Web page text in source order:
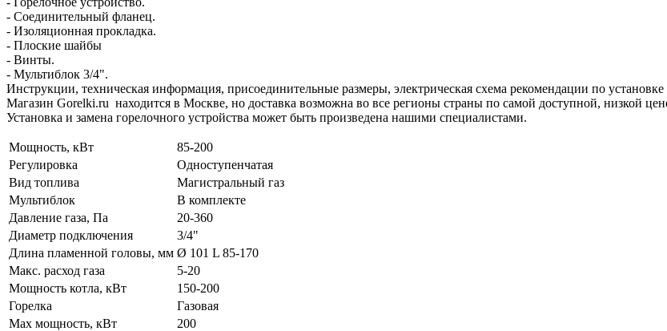
- Соединительный фланец.
- Изоляционная прокладка.
- Плоские шайбы
- Винты.
- Мультиблок 3/4".
Инструкции, техническая информация, присоединительные размеры, электрическая схема рекомендации по установке
Магазин Gorelki.ru находится в Москве, но доставка возможна во все регионы страны по самой доступной, низкой
Установка и замена горелочного устройства может быть произведена нашими специалистами.
Мощность, кВт
85-200
Регулировка
Одноступенчатая
Вид топлива
Магистральный газ
Мультиблок
В комплекте
Давление газа, Па
20-360
Диаметр подключения
3/4"
Длина пламенной головы, мм Ø 101 L 85-170
Макс. расход газа
5-20
Мощность котла, кВт
150-200
Горелка
Газовая
Max мощность, кВт
200